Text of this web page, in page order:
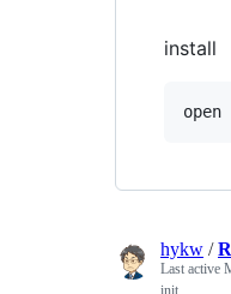
install
hykw /
Last active